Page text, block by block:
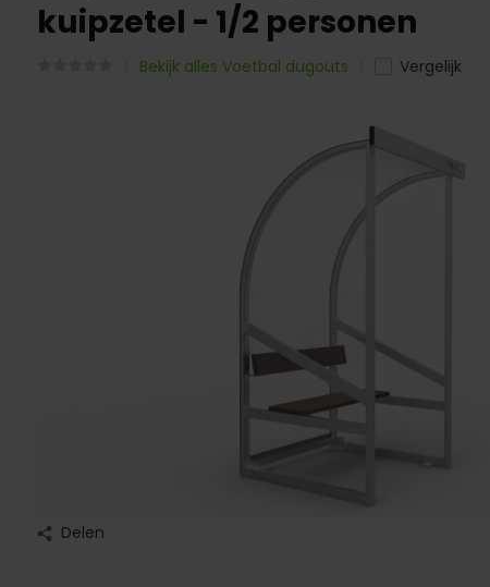
kuipzetel - 1/2 personen
Bekijk alles Voetbal dugouts Vergelijk
Delen